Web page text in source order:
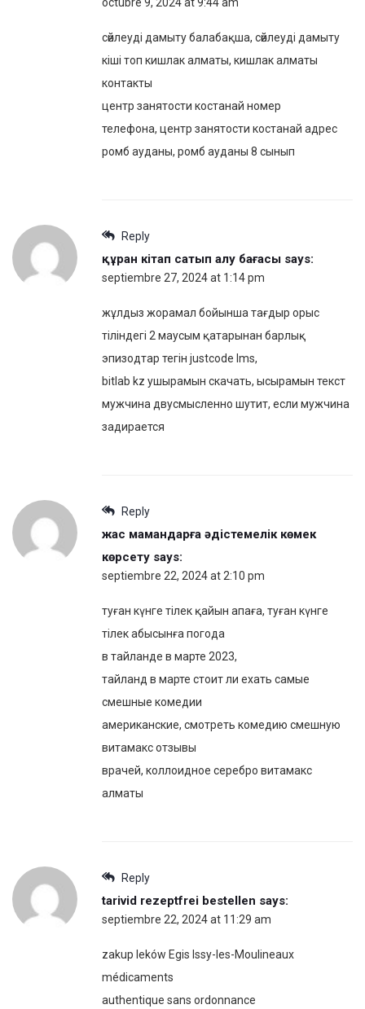
сөйлеуді дамыту балабақша, сөйлеуді дамыту
кіші топ кишлак алматы, кишлак алматы
контакты
центр занятости костанай номер
телефона, центр занятости костанай адрес
ромб ауданы, ромб ауданы 8 сынып
Reply
құран кітап сатып алу бағасы says:
septiembre 27, 2024 at 1:14 pm
жұлдыз жорамал бойынша тағдыр орыс
тіліндегі 2 маусым қатарынан барлық
эпизодтар тегін justcode lms,
bitlab kz ушырамын скачать, ысырамын текст
мужчина двусмысленно шутит, если мужчина
задирается
Reply
жас мамандарға әдістемелік көмек
көрсету says:
septiembre 22, 2024 at 2:10 pm
туған күнге тілек қайын апаға, туған күнге
тілек абысынға погода
в тайланде в марте 2023,
тайланд в марте стоит ли ехать самые
смешные комедии
американские, смотреть комедию смешную
витамакс отзывы
врачей, коллоидное серебро витамакс
алматы
Reply
tarivid rezeptfrei bestellen says:
septiembre 22, 2024 at 11:29 am
zakup leków Egis Issy-les-Moulineaux
médicaments
authentique sans ordonnance